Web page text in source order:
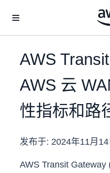
AWS
AWS 云
性指标和路
发布于: 2024年11月14
AWS Transit Gateway